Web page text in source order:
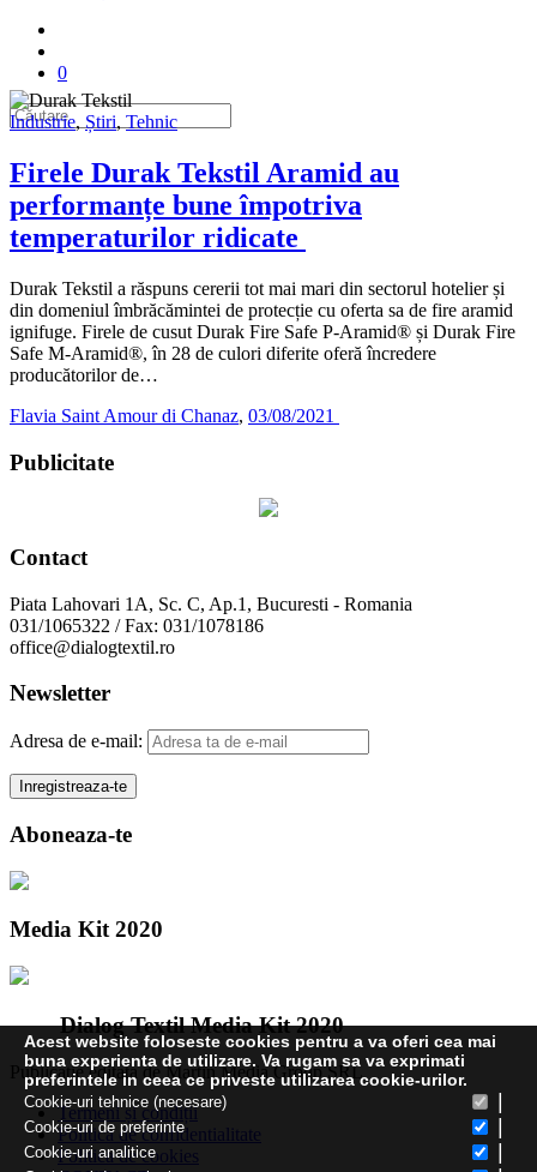
0
Industrie, Știri, Tehnic
Firele Durak Tekstil Aramid au
performanțe bune împotriva
temperaturilor ridicate
Durak Tekstil a răspuns cererii tot mai mari din sectorul hotelier și
din domeniul îmbrăcămintei de protecție cu oferta sa de fire aramid
ignifuge. Firele de cusut Durak Fire Safe P-Aramid® și Durak Fire
Safe M-Aramid®, în 28 de culori diferite oferă încredere
producătorilor de…
Flavia Saint Amour di Chanaz, 03/08/2021
Publicitate
Contact
Piata Lahovari 1A, Sc. C, Ap.1, Bucuresti - Romania
031/1065322 / Fax: 031/1078186
office@dialogtextil.ro
Newsletter
Adresa de e-mail:
Aboneaza-te
Media Kit 2020
Dialog Textil Media Kit 2020
Publicatie editata de Martin Media Group SRL
Termeni și condiții
Politica de confidentialitate
Politica de cookies
Acest website foloseste cookies pentru a va oferi cea mai
buna experienta de utilizare. Va rugam sa va exprimati
preferintele in ceea ce priveste utilizarea cookie-urilor.
Cookie-uri tehnice (necesare)
Cookie-uri de preferinte
Cookie-uri analitice